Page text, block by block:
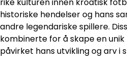
rike kulturen innen kroatisk
historiske hendelser og hans
andre legendariske spillere.
kombinerte for å skape en
påvirket hans utvikling og arv i